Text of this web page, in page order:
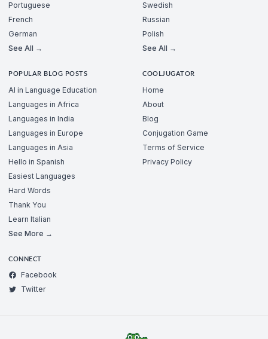
Portuguese
French
German
See All →
Swedish
Russian
Polish
See All →
POPULAR BLOG POSTS
AI in Language Education
Languages in Africa
Languages in India
Languages in Europe
Languages in Asia
Hello in Spanish
Easiest Languages
Hard Words
Thank You
Learn Italian
See More →
COOLJUGATOR
Home
About
Blog
Conjugation Game
Terms of Service
Privacy Policy
CONNECT
Facebook
Twitter